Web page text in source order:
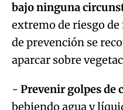
bajo ninguna
extremo de riesgo
de prevención se
aparcar sobre
- Prevenir golpes de
bebiendo agua y